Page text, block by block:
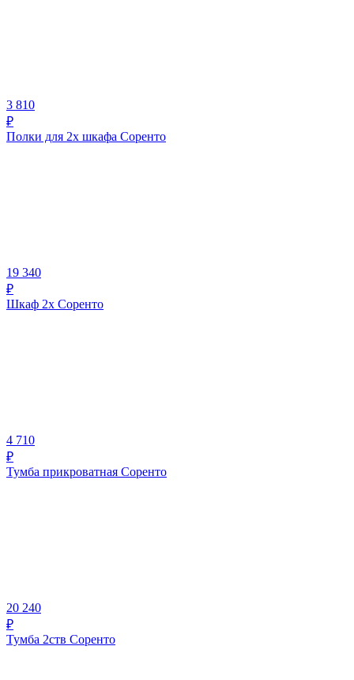
3 810
₽
Полки для 2х шкафа Соренто
19 340
₽
Шкаф 2х Соренто
4 710
₽
Тумба прикроватная Соренто
20 240
₽
Тумба 2ств Соренто